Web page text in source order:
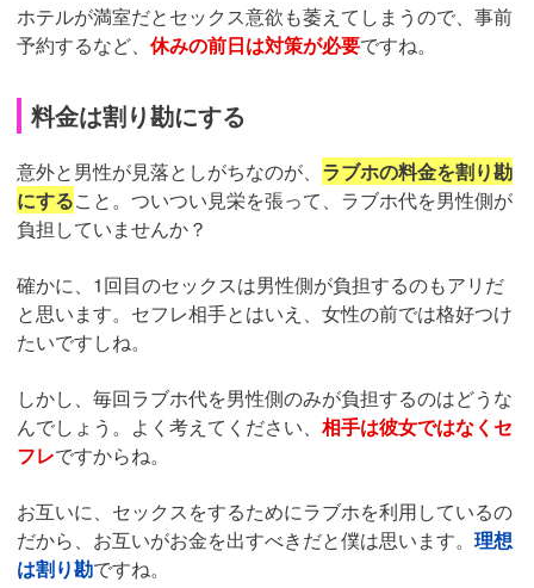
ホテルが満室だとセックス意欲も萎えてしまうので、事前
予約するなど、 休みの前日は対策が必要ですね。
料金は割り勘にする
意外と男性が見落としがちなのが、 ラブホの料金を割り勘
にすること。ついつい見栄を張って、ラブホ代を男性側が
負担していませんか？
確かに、1回目のセックスは男性側が負担するのもアリだ
と思います。セフレ相手とはいえ、女性の前では格好つけ
たいですしね。
しかし、毎回ラブホ代を男性側のみが負担するのはどうな
んでしょう。よく考えてください、 相手は彼女ではなくセ
フレですからね。
お互いに、セックスをするためにラブホを利用しているの
だから、お互いがお金を出すべきだと僕は思います。 理想
は割り勘ですね。